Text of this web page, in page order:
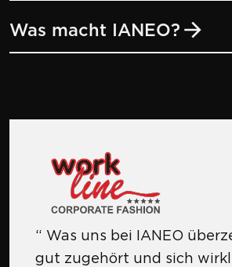
Was macht IANEO?
Was uns bei IANEO
gut zugehört und sich